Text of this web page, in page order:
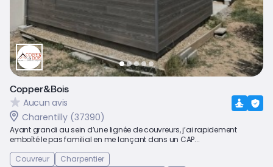
Copper&Bois
Aucun avis
Charentilly (37390)
Ayant grandi au sein d’une lignée de couvreurs, j’ai rapidement
emboîté le pas familial en me lançant dans un CAP...
Couvreur
Charpentier